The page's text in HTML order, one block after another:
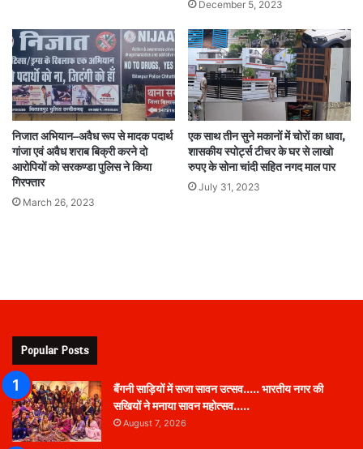
December 5, 2023
निजात अभियान–अवैध रूप से मादक पदार्थ
गांजा एवं अवैध शराब बिक्री करने दो
आरोपियों को सरकण्डा पुलिस ने किया
गिरफ्तार
March 26, 2023
एक साथ तीन सुने मकानों में चोरों का धावा,
शासकीय स्पोर्ट्स टीचर के घर से लाखो
रुपए के सोना चांदी सहित नगद माल पार
July 31, 2023
Popular Posts
बैंगनी साड़ियों में सजा सावन उत्सव….. भारतीय नगर की
सखियों ने मनाया सावन महोत्सव…..
August 7, 2026